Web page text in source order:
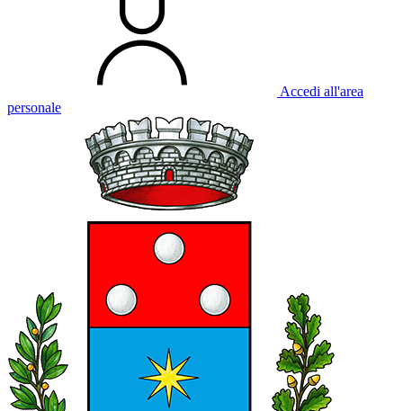
Accedi all'area
personale